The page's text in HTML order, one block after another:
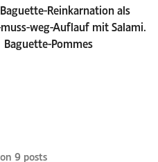
Reinkarnation als
weg-Auflauf mit Salami.
Pommes
9 posts